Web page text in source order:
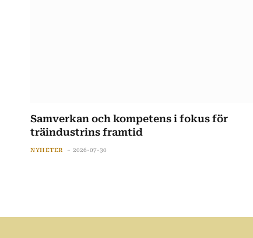
Samverkan och kompetens i fokus för
träindustrins framtid
NYHETER 2026-07-30